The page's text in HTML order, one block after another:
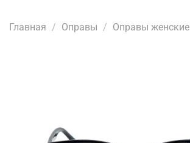
Главная Оправы Оправы женские